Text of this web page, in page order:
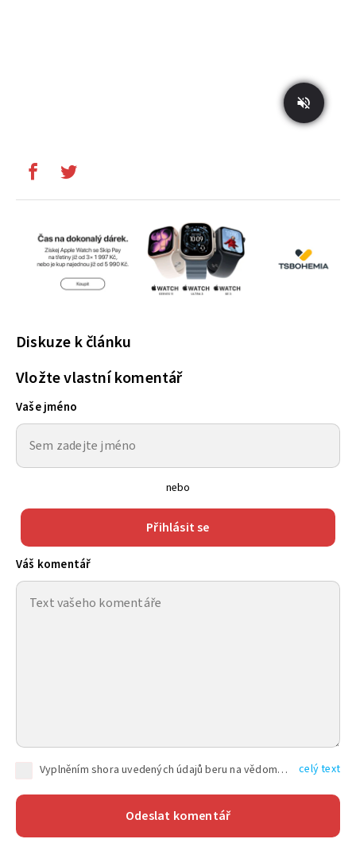
Diskuze k článku
Vložte vlastní komentář
Vaše jméno
nebo
Přihlásit se
Váš komentář
Vyplněním shora uvedených údajů beru na vědomí, že společnost TEXT FACTORY s.r.o., sídlem Brno, Durďákova 336/29, Černá Pole, PSČ: 613 00, IČ: 06157831, zapsané u Krajského soudu v Brně, oddíl C, vložka 100399, bude zpracovávat mé osobní údaje uvedené v rámci mnou vyplněného registračního formuláře na základě oprávněných zájmů TEXT FACTORY s.r.o. dle čl. 6 odst. 1 písm. f) GDPR a pro splnění právních povinností (čl. 6 odst. 1 písm. c) GDPR), a to pro tyto účely: nezbytnost zajistit oprávnění návštěvníka webových stránek provozovaných společností TEXT FACTORY s.r.o. přispívat aktivně ke zveřejněným článkům nebo v rámci diskusních fór a výkon práv TEXT FACTORY s.r.o. jako administrátora těchto diskusních fór. Více informací o zpracování osobních údajů a právech lze nalézt v celý text